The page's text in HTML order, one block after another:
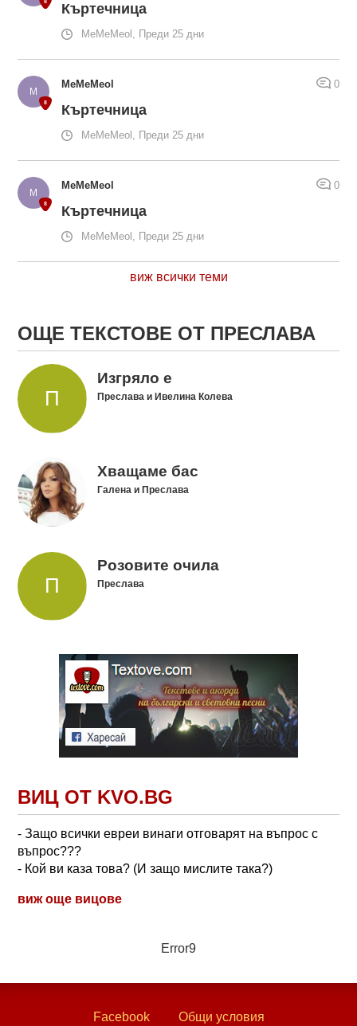
Къртечница
MeMeMeol, Преди 25 дни
MeMeMeol 0
Къртечница
MeMeMeol, Преди 25 дни
MeMeMeol 0
Къртечница
MeMeMeol, Преди 25 дни
виж всички теми
ОЩЕ ТЕКСТОВЕ ОТ ПРЕСЛАВА
Изгряло е
Преслава и Ивелина Колева
Хващаме бас
Галена и Преслава
Розовите очила
Преслава
ВИЦ ОТ KVO.BG
- Защо всички евреи винаги отговарят на въпрос с
въпрос???
- Кой ви каза това? (И защо мислите така?)
виж още вицове
Error9
Facebook Общи условия